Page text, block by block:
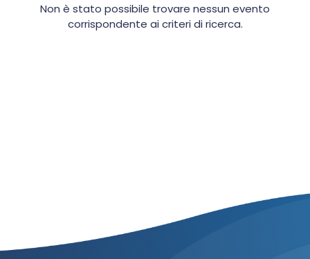
Non è stato possibile trovare nessun evento
corrispondente ai criteri di ricerca.